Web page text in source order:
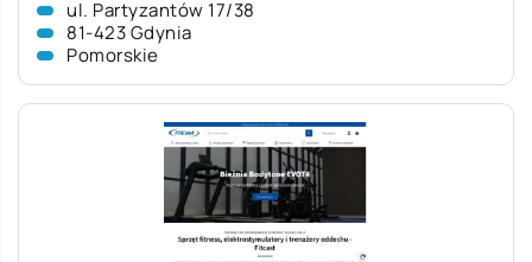
ul. Partyzantów 17/38
81-423 Gdynia
Pomorskie